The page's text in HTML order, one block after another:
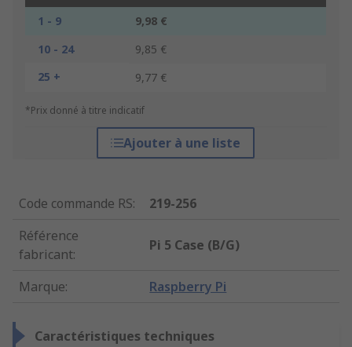
1 - 9
9,98 €
10 - 24
9,85 €
25 +
9,77 €
*Prix donné à titre indicatif
Ajouter à une liste
Code commande RS:
219-256
Référence
fabricant:
Pi 5 Case (B/G)
Marque: Raspberry Pi
Caractéristiques techniques